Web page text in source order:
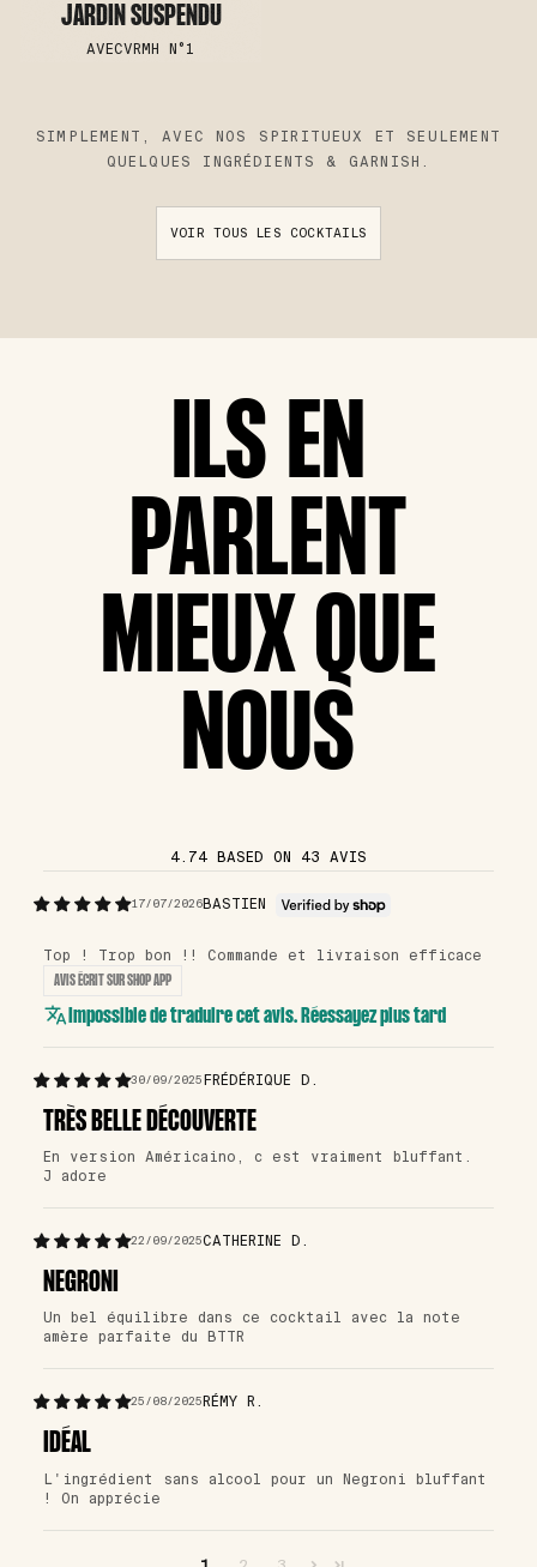
JARDIN SUSPENDU
AVECVRMH N°1
SIMPLEMENT, AVEC NOS SPIRITUEUX ET SEULEMENT
QUELQUES INGRÉDIENTS & GARNISH.
VOIR TOUS LES COCKTAILS
ILS EN
PARLENT
MIEUX QUE
NOUS
4.74 BASED ON 43 AVIS
17/07/2026BASTIEN
Top ! Trop bon !! Commande et livraison efficace
AVIS ÉCRIT SUR SHOP APP
Impossible de traduire cet avis. Réessayez plus tard
30/09/2025FRÉDÉRIQUE D.
TRÈS BELLE DÉCOUVERTE
En version Américaino, c est vraiment bluffant.
J adore
22/09/2025CATHERINE D.
NEGRONI
Un bel équilibre dans ce cocktail avec la note
amère parfaite du BTTR
25/08/2025RÉMY R.
IDÉAL
L'ingrédient sans alcool pour un Negroni bluffant
! On apprécie